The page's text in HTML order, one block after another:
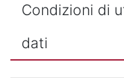
Condizioni di
dati